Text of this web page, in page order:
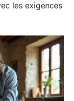
les exigences